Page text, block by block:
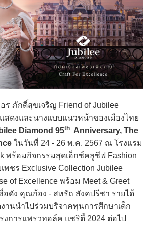
กดิ์สุขเจริญ Friend of Jubilee
สดงและนางแบบแนวหน้าของเมืองไทย
Diamond 95th Anniversary, The
ในวันที่ 24 - 26 พ.ค. 2567 ณ โรงแรม
พร้อมกิจกรรมสุดเอ็กซ์คลูซีฟ Fashion
พชร Exclusive Collection Jubilee
of Excellence พร้อม Meet & Greet
อดัง คุณก้อง - สหรัถ สังคปรีชา รายได้
านนำไปร่วมบริจาคทุนการศึกษาเด็ก
งการแพรวทอล์ค แชริตี้ 2024 ต่อไป